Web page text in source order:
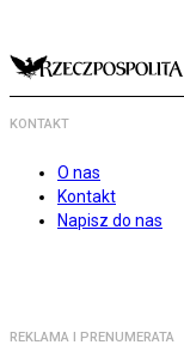
KONTAKT
O nas
Kontakt
Napisz do nas
REKLAMA I PRENUMERATA